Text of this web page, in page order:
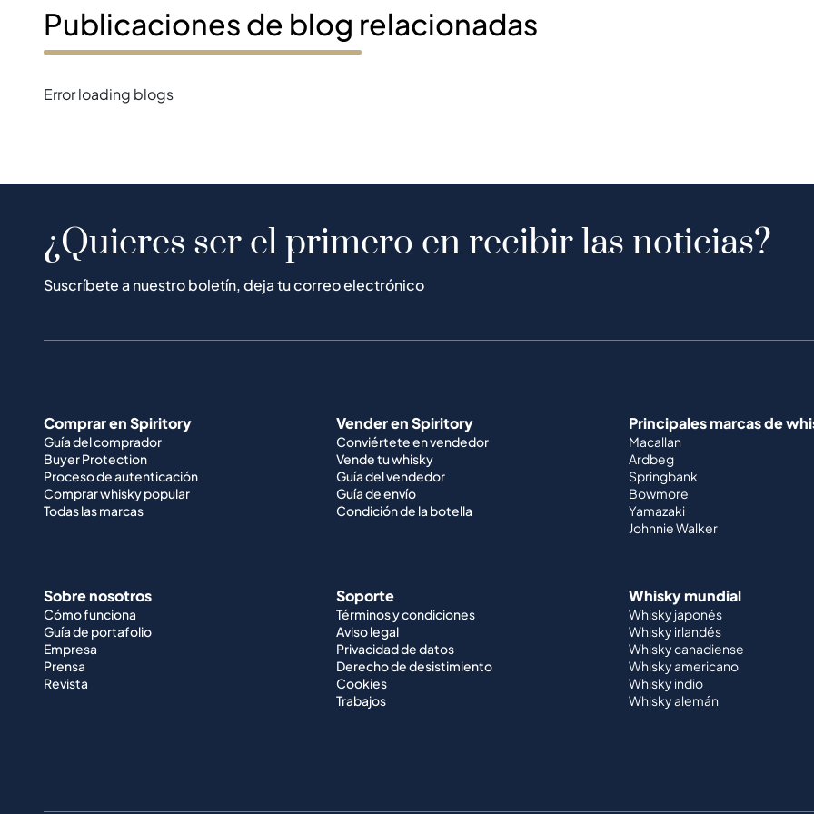
Publicaciones de blog relacionadas
Error loading blogs
¿Quieres ser el primero en recibir las noticias?
Suscríbete a nuestro boletín, deja tu correo electrónico
Comprar en Spiritory
Guía del comprador
Buyer Protection
Proceso de autenticación
Comprar whisky popular
Todas las marcas
Vender en Spiritory
Conviértete en vendedor
Vende tu whisky
Guía del vendedor
Guía de envío
Condición de la botella
Principales marcas de
Macallan
Ardbeg
Springbank
Bowmore
Yamazaki
Johnnie Walker
Sobre nosotros
Cómo funciona
Guía de portafolio
Empresa
Prensa
Revista
Soporte
Términos y condiciones
Aviso legal
Privacidad de datos
Derecho de desistimiento
Cookies
Trabajos
Whisky mundial
Whisky japonés
Whisky irlandés
Whisky canadiense
Whisky americano
Whisky indio
Whisky alemán